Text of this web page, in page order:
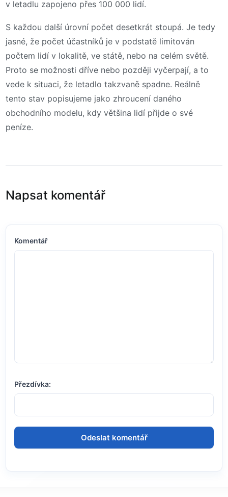
v letadlu zapojeno přes 100 000 lidí.
S každou další úrovní počet desetkrát stoupá. Je tedy
jasné, že počet účastníků je v podstatě limitován
počtem lidí v lokalitě, ve státě, nebo na celém světě.
Proto se možnosti dříve nebo později vyčerpají, a to
vede k situaci, že letadlo takzvaně spadne. Reálně
tento stav popisujeme jako zhroucení daného
obchodního modelu, kdy většina lidí přijde o své
peníze.
Napsat komentář
Komentář
Přezdívka: